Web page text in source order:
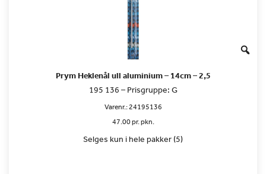
Prym Heklenål ull aluminium – 14cm – 2,5
195 136 – Prisgruppe: G
Varenr.:24195136
47.00 pr. pkn.
Selges kun i hele pakker (5)